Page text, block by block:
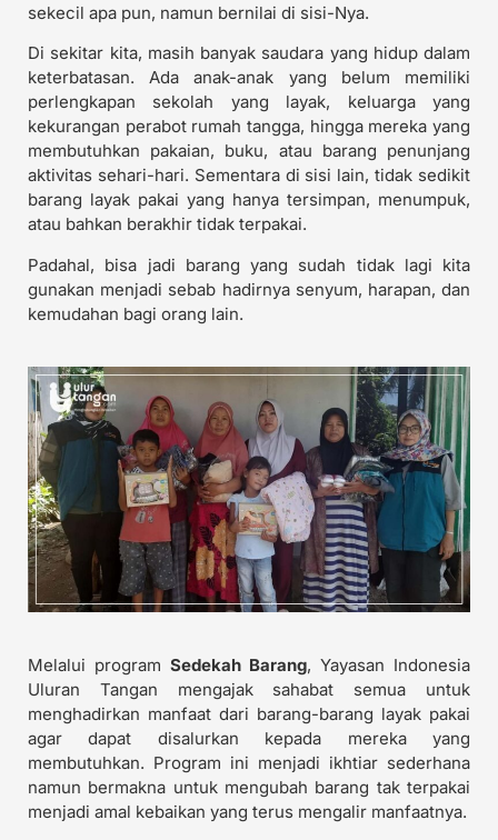
sekecil apa pun, namun bernilai di sisi-Nya.
Di sekitar kita, masih banyak saudara yang hidup dalam
keterbatasan. Ada anak-anak yang belum memiliki
perlengkapan sekolah yang layak, keluarga yang
kekurangan perabot rumah tangga, hingga mereka yang
membutuhkan pakaian, buku, atau barang penunjang
aktivitas sehari-hari. Sementara di sisi lain, tidak sedikit
barang layak pakai yang hanya tersimpan, menumpuk,
atau bahkan berakhir tidak terpakai.
Padahal, bisa jadi barang yang sudah tidak lagi kita
gunakan menjadi sebab hadirnya senyum, harapan, dan
kemudahan bagi orang lain.
Melalui program Sedekah Barang, Yayasan Indonesia
Uluran Tangan mengajak sahabat semua untuk
menghadirkan manfaat dari barang-barang layak pakai
agar dapat disalurkan kepada mereka yang
membutuhkan. Program ini menjadi ikhtiar sederhana
namun bermakna untuk mengubah barang tak terpakai
menjadi amal kebaikan yang terus mengalir manfaatnya.